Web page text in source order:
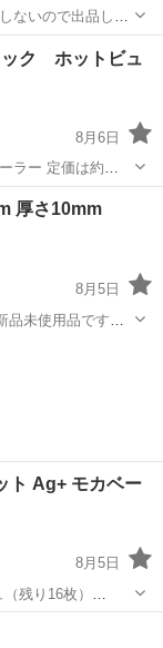
ないので出品しま
ン
ク ホットビュ
8月6日
ラー 定価は約
品しました。損
厚さ10mm
8月5日
品未使用品です。
ト Ag+ モカベー
8月5日
残り16枚）